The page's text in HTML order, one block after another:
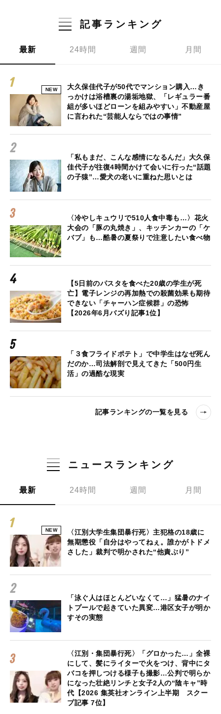
記事ランキング
最新 24時間 週間 月間
NEW
大久保佳代子が50代でマンション購入…き
っかけは浴槽裏の湯垢地獄、「レギュラー番
組が多いほどローンを組みやすい」不動産屋
に言われた“芸能人ならではの事情”
「私もまだ、こんな感情になるんだ」大久保
佳代子が往復4時間かけて会いに行った“話題
の子猿”…愛犬の老いに重ねた思いとは
〈冷やしキュウリで510人食中毒も…〉花火
大会の「豚の丸焼き」、キッチンカーの「ケ
バブ」も…酷暑の夏祭りで注意したい食べ物
【5日前のパスタを食べた20歳の学生が死
亡】電子レンジの再加熱での殺菌効果も期待
できない「チャーハン症候群」の恐怖
【2026年6月バズり記事1位】
「３食フライドポテト」で中学生はなぜ死ん
だのか…司法解剖で見えてきた「500円生
活」の過酷な現実
記事ランキングの一覧を見る
ニュースランキング
最新 24時間 週間 月間
NEW
〈江別大学生集団暴行死〉主犯格の18歳に
無期懲役「自分はやってねぇ。誰かがトドメ
さした」裁判で明かされた“他責ぶり”
「泳ぐ人はほとんどいなくて…」猛暑のナイ
トプールで起きていた異変…港区女子が明か
すその実態
〈江別・集団暴行死〉「グロかった…」全裸
にして、髪にライターで火をつけ、背中にタ
バコを押しつける様子も撮影…公判で明らか
になった壮絶リンチと女子2人の“陰キャ”時
代【2026 集英社オンライン上半期 スクー
プ記事 7位】